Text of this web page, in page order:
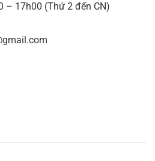
– 17h00 (Thứ 2 đến CN)